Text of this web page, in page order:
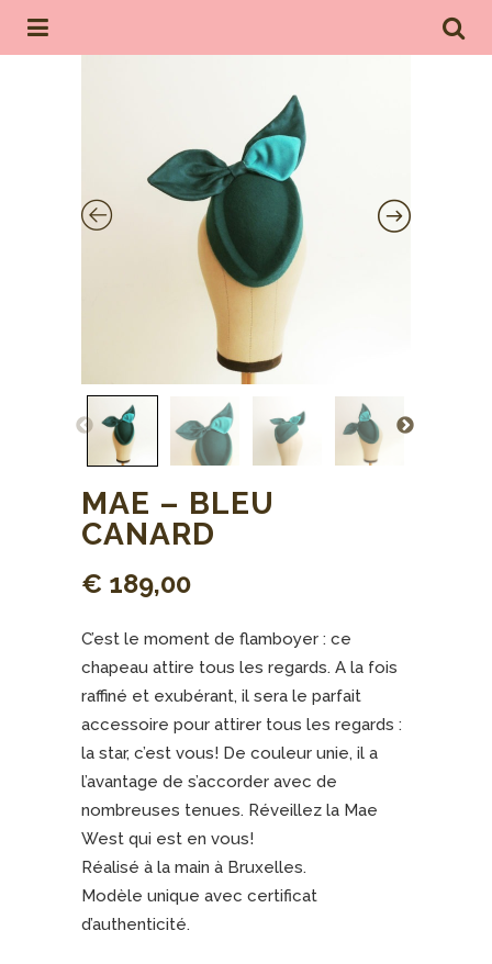
MAE – BLEU
CANARD
€ 189,00
C’est le moment de flamboyer : ce
chapeau attire tous les regards. A la fois
raffiné et exubérant, il sera le parfait
accessoire pour attirer tous les regards :
la star, c’est vous! De couleur unie, il a
l’avantage de s’accorder avec de
nombreuses tenues. Réveillez la Mae
West qui est en vous!
Réalisé à la main à Bruxelles.
Modèle unique avec certificat
d’authenticité.